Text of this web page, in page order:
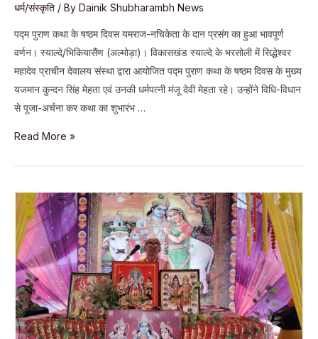
धर्म/संस्कृति / By Dainik Shubharambh News
पद्म पुराण कथा के षष्ठम दिवस यमराज-नचिकेता के दान प्रसंग का हुआ भावपूर्ण
वर्णन। स्याल्दे/भिकियासैंण (अल्मोड़ा)। विकासखंड स्याल्दे के भरसोली में सिद्धेश्वर
महादेव प्राचीन देवालय संस्था द्वारा आयोजित पद्म पुराण कथा के षष्ठम दिवस के मुख्य
यजमान कुन्दन सिंह मेहता एवं उनकी धर्मपत्नी मंजू देवी मेहता रहे। उन्होंने विधि-विधान
से पूजा-अर्चना कर कथा का शुभारंभ …
पद्म
के
षष्ठम
दिवस
यमराज-
नचिकेता
के
दान
प्रसंग
Read More »